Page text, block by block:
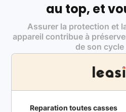
au top, et
Assurer la protection et
appareil contribue à
de son cycle
Reparation toutes casses